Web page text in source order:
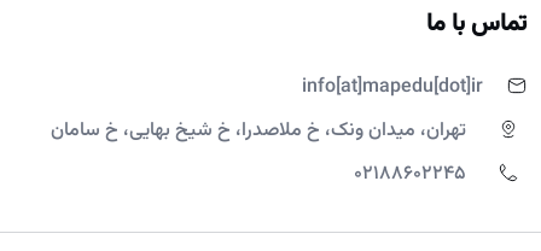
تماس با ما
info[at]mapedu[dot]ir
تهران، میدان ونک، خ ملاصدرا، خ شیخ بهایی، خ سامان
02188602245